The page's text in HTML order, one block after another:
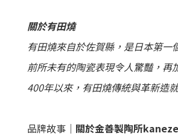
關於有田燒
有田燒來自於佐賀縣，是日本第一
前所未有的陶瓷表現令人驚豔，再
400年以來，有田燒傳統與革新造
品牌故事｜ 關於金善製陶所